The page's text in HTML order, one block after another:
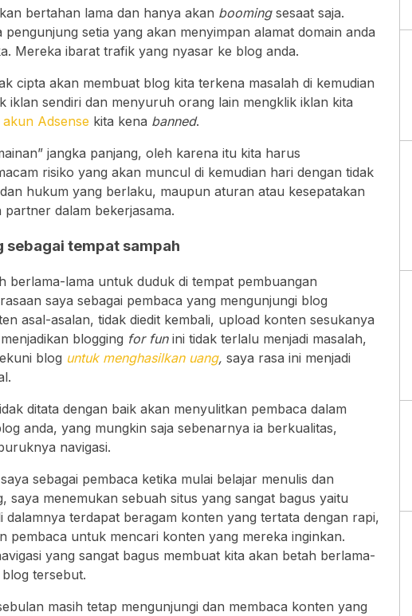
bertahan lama dan hanya akan boomingsesaat saja.
pengunjung setia yang akan menyimpan alamat domain anda
Mereka ibarat trafik yang nyasar ke blog anda.
cipta akan membuat blog kita terkena masalah di kemudian
iklan sendiri dan menyuruh orang lain mengklik iklan kita
akun Adsense kita kena banned.
jangka panjang, oleh karena itu kita harus
risiko yang akan muncul di kemudian hari dengan tidak
hukum yang berlaku, maupun aturan atau kesepatakan
dalam bekerjasama.
sebagai tempat sampah
berlama-lama untuk duduk di tempat pembuangan
saya sebagai pembaca yang mengunjungi blog
asal-asalan, tidak diedit kembali, upload konten sesukanya
blogging for funini tidak terlalu menjadi masalah,
blog untuk menghasilkan uang, saya rasa ini menjadi
ditata dengan baik akan menyulitkan pembaca dalam
anda, yang mungkin saja sebenarnya ia berkualitas,
navigasi.
sebagai pembaca ketika mulai belajar menulis dan
saya menemukan sebuah situs yang sangat bagus yaitu
terdapat beragam konten yang tertata dengan rapi,
pembaca untuk mencari konten yang mereka inginkan.
yang sangat bagus membuat kita akan betah berlama-
tersebut.
masih tetap mengunjungi dan membaca konten yang